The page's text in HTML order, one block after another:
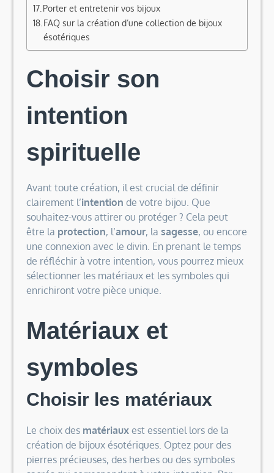
Porter et entretenir vos bijoux
FAQ sur la création d’une collection de bijoux
ésotériques
Choisir son
intention
spirituelle
Avant toute création, il est crucial de définir
clairement l’intention de votre bijou. Que
souhaitez-vous attirer ou protéger ? Cela peut
être la protection, l’amour, la sagesse, ou encore
une connexion avec le divin. En prenant le temps
de réfléchir à votre intention, vous pourrez mieux
sélectionner les matériaux et les symboles qui
enrichiront votre pièce unique.
Matériaux et
symboles
Choisir les matériaux
Le choix des matériauxest essentiel lors de la
création de bijoux ésotériques. Optez pour des
pierres précieuses, des herbes ou des symboles